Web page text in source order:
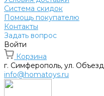
Система скидок
Помощь покупателю
Контакты
Задать вопрос
Войти
Корзина
г. Симферополь, ул.
info@homatoys.ru